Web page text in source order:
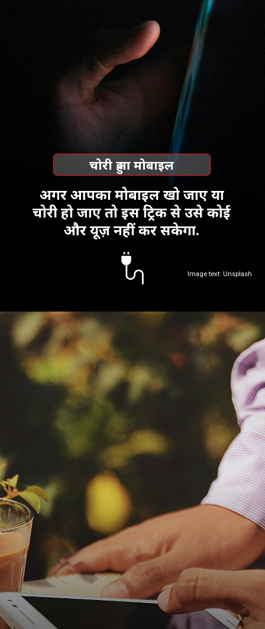
अगर आपका मोबाइल खो जाए या
चोरी हो जाए तो इस ट्रिक से उसे कोई
और यूज़ नहीं कर सकेगा.
चोरी हुआ मोबाइल
Image text: Unsplash